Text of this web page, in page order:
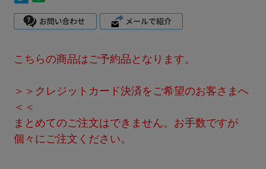
こちらの商品はご予約品となります。
＞＞クレジットカード決済をご希望のお客さまへ
＜＜
まとめてのご注文はできません。お手数ですが
個々にご注文ください。